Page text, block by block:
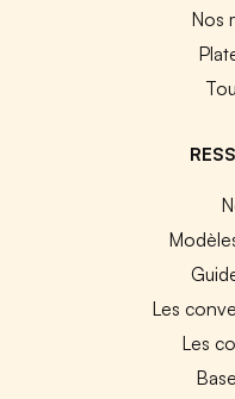
Nos
Les
Les